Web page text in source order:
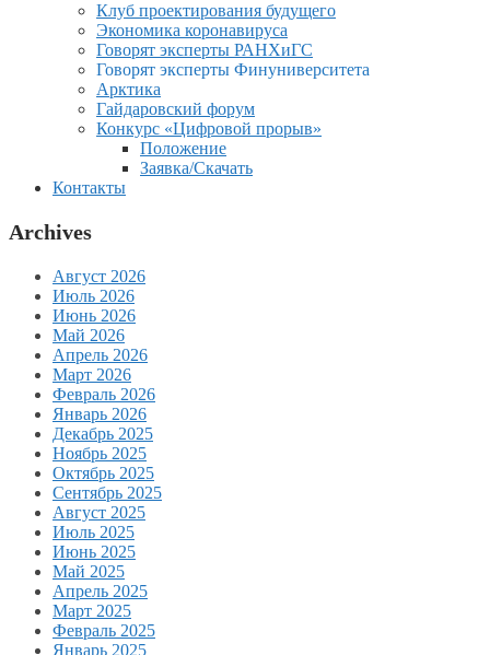
Клуб проектирования будущего
Экономика коронавируса
Говорят эксперты РАНХиГС
Говорят эксперты Финуниверситета
Арктика
Гайдаровский форум
Конкурс «Цифровой прорыв»
Положение
Заявка/Скачать
Контакты
Archives
Август 2026
Июль 2026
Июнь 2026
Май 2026
Апрель 2026
Март 2026
Февраль 2026
Январь 2026
Декабрь 2025
Ноябрь 2025
Октябрь 2025
Сентябрь 2025
Август 2025
Июль 2025
Июнь 2025
Май 2025
Апрель 2025
Март 2025
Февраль 2025
Январь 2025